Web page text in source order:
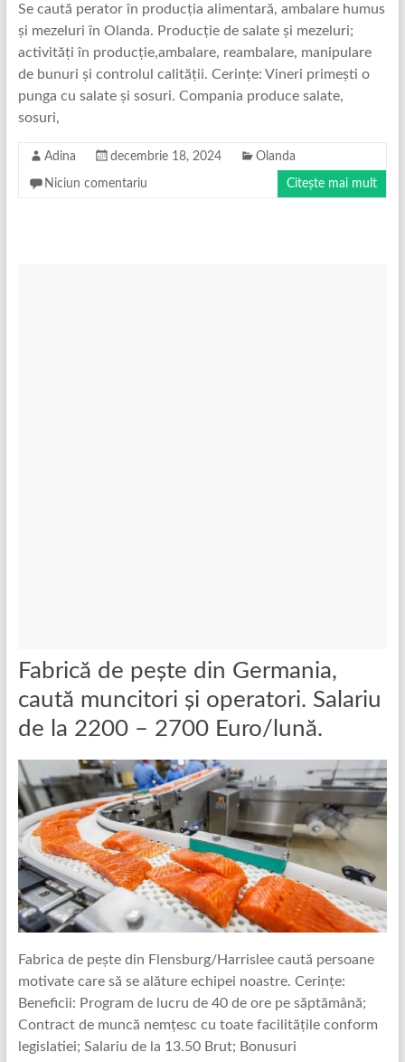
Se caută perator în producția alimentară, ambalare humus
și mezeluri în Olanda. Producție de salate și mezeluri;
activități în producție,ambalare, reambalare, manipulare
de bunuri și controlul calității. Cerințe: Vineri primești o
punga cu salate și sosuri. Compania produce salate,
sosuri,
Adina decembrie 18, 2024 Olanda
Niciun comentariu Citește mai mult
Fabrică de pește din Germania,
caută muncitori și operatori. Salariu
de la 2200 – 2700 Euro/lună.
Fabrica de pește din Flensburg/Harrislee caută persoane
motivate care să se alăture echipei noastre. Cerințe:
Beneficii: Program de lucru de 40 de ore pe săptămână;
Contract de muncă nemțesc cu toate facilitățile conform
legislatiei; Salariu de la 13.50 Brut; Bonusuri